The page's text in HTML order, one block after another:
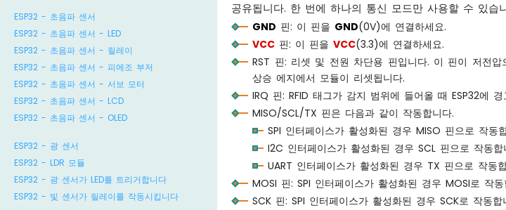
ESP32 - 초음파 센서
ESP32 - 초음파 센서 - LED
ESP32 - 초음파 센서 - 릴레이
ESP32 - 초음파 센서 - 피에조 부저
ESP32 - 초음파 센서 - 서보 모터
ESP32 - 초음파 센서 - LCD
ESP32 - 초음파 센서 - OLED
ESP32 - 광 센서
ESP32 - LDR 모듈
ESP32 - 광 센서가 LED를 트리거합니다
ESP32 - 빛 센서가 릴레이를 작동시킵니다
공유됩니다. 한 번에 하나의 통신 모드만 사용할 수 있습
GND 핀: 이 핀을 GND(0V)에 연결하세요.
VCC 핀: 이 핀을VCC(3.3)에 연결하세요.
RST 핀: 리셋 및 전원 차단용 핀입니다. 이 핀이 저전
상승 에지에서 모듈이 리셋됩니다.
IRQ 핀: RFID 태그가 감지 범위에 들어올 때 ESP32에
MISO/SCL/TX 핀은 다음과 같이 작동합니다.
SPI 인터페이스가 활성화된 경우 MISO 핀으로 작동
I2C 인터페이스가 활성화된 경우 SCL 핀으로 작동합
UART 인터페이스가 활성화된 경우 TX 핀으로 작동
MOSI 핀: SPI 인터페이스가 활성화된 경우 MOSI로 작동
SCK 핀: SPI 인터페이스가 활성화된 경우 SCK로 작동합